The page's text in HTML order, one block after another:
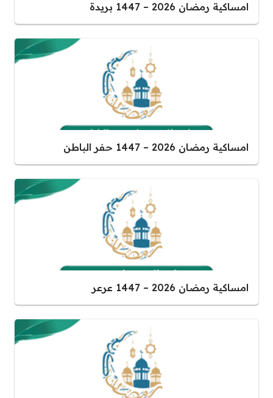
امساكية رمضان 2026 – 1447 بريدة
امساكية رمضان 2026 – 1447 حفر الباطن
امساكية رمضان 2026 – 1447 عرعر